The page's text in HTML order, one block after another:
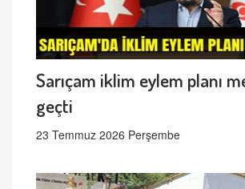
Sarıçam iklim eylem planı
geçti
23 Temmuz 2026 Perşembe